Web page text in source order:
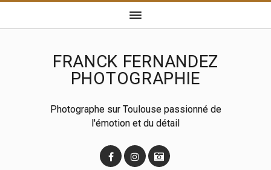
FRANCK FERNANDEZ
PHOTOGRAPHIE
Photographe sur Toulouse passionné de
l'émotion et du détail